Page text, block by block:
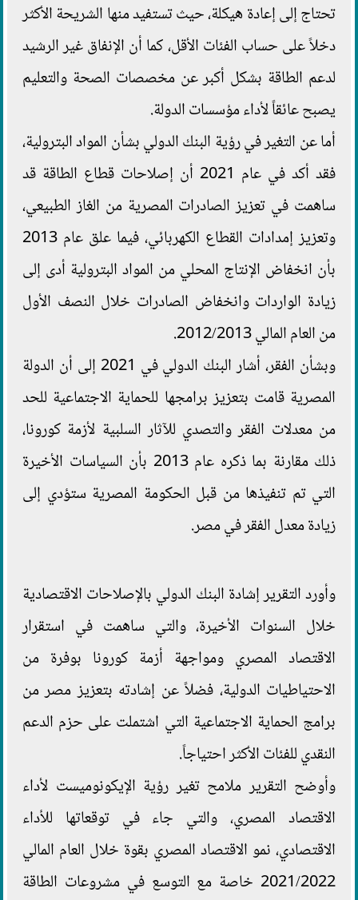
تحتاج إلى إعادة هيكلة، حيث تستفيد منها الشريحة الأكثر
دخلاً على حساب الفئات الأقل، كما أن الإنفاق غير الرشيد
لدعم الطاقة بشكل أكبر عن مخصصات الصحة والتعليم
يصبح عائقاً لأداء مؤسسات الدولة.
أما عن التغير في رؤية البنك الدولي بشأن المواد البترولية،
فقد أكد في عام 2021 أن إصلاحات قطاع الطاقة قد
ساهمت في تعزيز الصادرات المصرية من الغاز الطبيعي،
وتعزيز إمدادات القطاع الكهربائي، فيما علق عام 2013
بأن انخفاض الإنتاج المحلي من المواد البترولية أدى إلى
زيادة الواردات وانخفاض الصادرات خلال النصف الأول
من العام المالي 2012/2013.
وبشأن الفقر، أشار البنك الدولي في 2021 إلى أن الدولة
المصرية قامت بتعزيز برامجها للحماية الاجتماعية للحد
من معدلات الفقر والتصدي للآثار السلبية لأزمة كورونا،
ذلك مقارنة بما ذكره عام 2013 بأن السياسات الأخيرة
التي تم تنفيذها من قبل الحكومة المصرية ستؤدي إلى
زيادة معدل الفقر في مصر.
وأورد التقرير إشادة البنك الدولي بالإصلاحات الاقتصادية
خلال السنوات الأخيرة، والتي ساهمت في استقرار
الاقتصاد المصري ومواجهة أزمة كورونا بوفرة من
الاحتياطيات الدولية، فضلاً عن إشادته بتعزيز مصر من
برامج الحماية الاجتماعية التي اشتملت على حزم الدعم
النقدي للفئات الأكثر احتياجاً.
وأوضح التقرير ملامح تغير رؤية الإيكونوميست لأداء
الاقتصاد المصري، والتي جاء في توقعاتها للأداء
الاقتصادي، نمو الاقتصاد المصري بقوة خلال العام المالي
2021/2022 خاصة مع التوسع في مشروعات الطاقة